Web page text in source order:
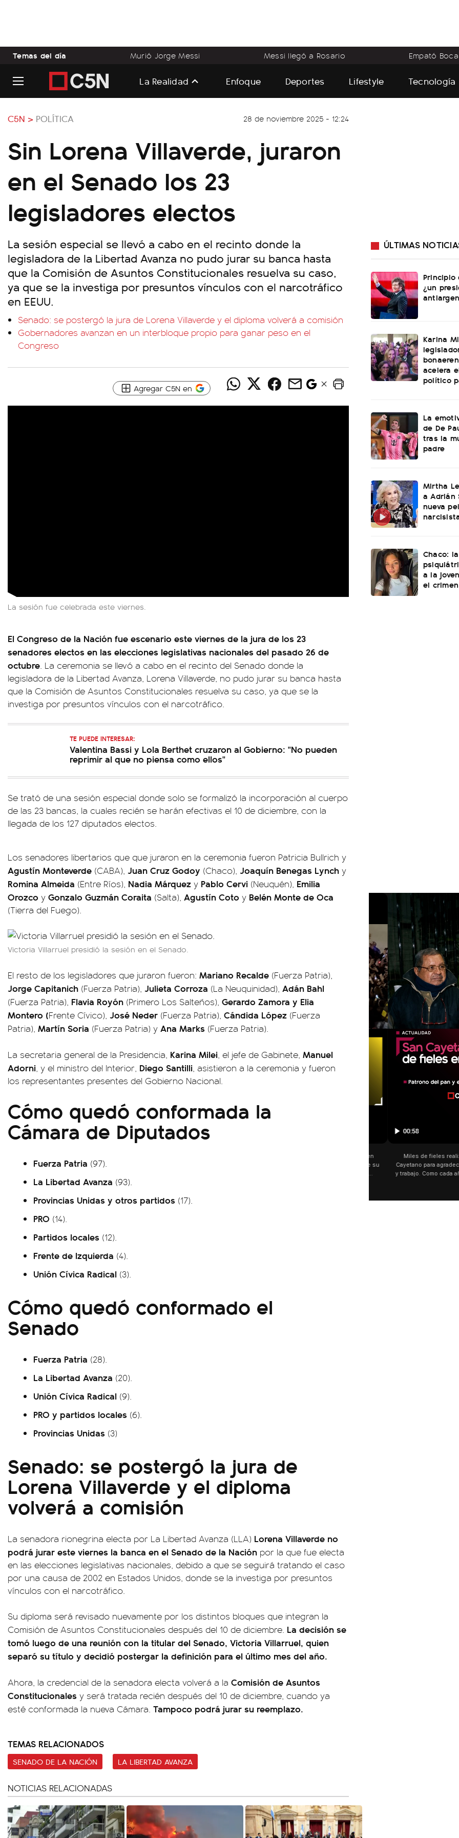
Temas del día Murió Jorge Messi Messi llegó a Rosario Empató Boca
La Realidad Enfoque Deportes Lifestyle Tecnología
C5N > POLÍTICA 28 de noviembre 2025 - 12:24
Sin Lorena Villaverde, juraron
en el Senado los 23
legisladores electos
La sesión especial se llevó a cabo en el recinto donde la
legisladora de la Libertad Avanza no pudo jurar su banca hasta
que la Comisión de Asuntos Constitucionales resuelva su caso,
ya que se la investiga por presuntos vínculos con el narcotráfico
en EEUU.
Senado: se postergó la jura de Lorena Villaverde y el diploma volverá a comisión
Gobernadores avanzan en un interbloque propio para ganar peso en el
Congreso
Agregar C5N en
La sesión fue celebrada este viernes.
El Congreso de la Nación fue escenario este viernes de la jura de los 23
senadores electos en las elecciones legislativas nacionales del pasado 26 de
octubre. La ceremonia se llevó a cabo en el recinto del Senado donde la
legisladora de la Libertad Avanza, Lorena Villaverde, no pudo jurar su banca hasta
que la Comisión de Asuntos Constitucionales resuelva su caso, ya que se la
investiga por presuntos vínculos con el narcotráfico.
TE PUEDE INTERESAR:
Valentina Bassi y Lola Berthet cruzaron al Gobierno: "No pueden
reprimir al que no piensa como ellos"
Se trató de una sesión especial donde solo se formalizó la incorporación al cuerpo
de las 23 bancas, la cuales recién se harán efectivas el 10 de diciembre, con la
llegada de los 127 diputados electos.
Los senadores libertarios que que juraron en la ceremonia fueron Patricia Bullrich y
Agustín Monteverde (CABA), Juan Cruz Godoy (Chaco), Joaquín Benegas Lynch y
Romina Almeida (Entre Ríos), Nadia Márquez y Pablo Cervi (Neuquén), Emilia
Orozco y Gonzalo Guzmán Coraita (Salta), Agustín Coto y Belén Monte de Oca
(Tierra del Fuego).
Victoria Villarruel presidió la sesión en el Senado.
El resto de los legisladores que juraron fueron: Mariano Recalde (Fuerza Patria),
Jorge Capitanich (Fuerza Patria), Julieta Corroza (La Neuquinidad), Adán Bahl
(Fuerza Patria), Flavia Royón (Primero Los Salteños), Gerardo Zamora y Elia
Montero (Frente Cívico), José Neder (Fuerza Patria), Cándida López (Fuerza
Patria), Martín Soria (Fuerza Patria) y Ana Marks (Fuerza Patria).
La secretaria general de la Presidencia, Karina Milei, el jefe de Gabinete, Manuel
Adorni, y el ministro del Interior, Diego Santilli, asistieron a la ceremonia y fueron
los representantes presentes del Gobierno Nacional.
Cómo quedó conformada la
Cámara de Diputados
Fuerza Patria (97).
La Libertad Avanza (93).
Provincias Unidas y otros partidos (17).
PRO (14).
Partidos locales (12).
Frente de Izquierda (4).
Unión Cívica Radical (3).
Cómo quedó conformado el
Senado
Fuerza Patria (28).
La Libertad Avanza (20).
Unión Cívica Radical (9).
PRO y partidos locales (6).
Provincias Unidas (3)
Senado: se postergó la jura de
Lorena Villaverde y el diploma
volverá a comisión
La senadora rionegrina electa por La Libertad Avanza (LLA) Lorena Villaverde no
podrá jurar este viernes la banca en el Senado de la Nación por la que fue electa
en las elecciones legislativas nacionales, debido a que se seguirá tratando el caso
por una causa de 2002 en Estados Unidos, donde se la investiga por presuntos
vínculos con el narcotráfico.
Su diploma será revisado nuevamente por los distintos bloques que integran la
Comisión de Asuntos Constitucionales después del 10 de diciembre. La decisión se
tomó luego de una reunión con la titular del Senado, Victoria Villarruel, quien
separó su título y decidió postergar la definición para el último mes del año.
Ahora, la credencial de la senadora electa volverá a la Comisión de Asuntos
Constitucionales y será tratada recién después del 10 de diciembre, cuando ya
esté conformada la nueva Cámara. Tampoco podrá jurar su reemplazo.
TEMAS RELACIONADOS
SENADO DE LA NACIÓN LA LIBERTAD AVANZA
NOTICIAS RELACIONADAS
ÚLTIMAS
Principio
¿un
Karina
acelera
político
La
de De
tras la
padre
Mirtha
a Adrián
nueva
Chaco:
a la
el
01:05
🗣️ "El Gobierno sufrió una
Axel Kicillof, gobernador de
Buenos Aires, caracterizó el
como "una lista sábana con
y destacó "la movilización